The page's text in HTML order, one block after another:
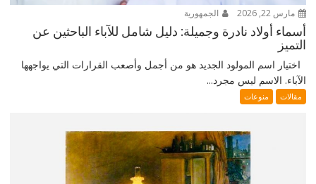
مارس 22, 2026 الجمهورية
أسماء أولاد نادرة وجميلة: دليل شامل للآباء الباحثين عن
التميز
اختيار اسم المولود الجديد هو من أجمل وأصعب القرارات التي يواجهها
الآباء. الاسم ليس مجرد...
مقالات منوعات